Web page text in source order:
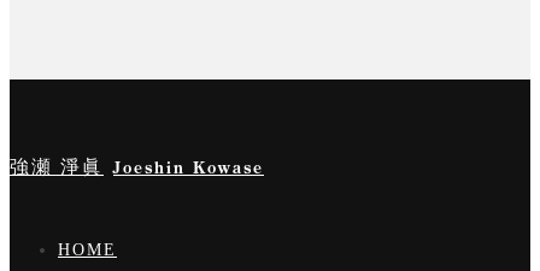
強瀬 淨眞 Joeshin Kowase
HOME